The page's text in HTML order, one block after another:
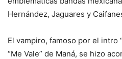
Hernández, Jaguares y
El vampiro, famoso por el intro
“Me Vale” de Maná, se hizo